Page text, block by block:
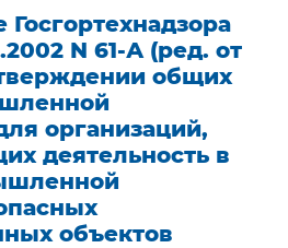
N 61-А (ред. от
общих
организаций,
деятельность в
объектов